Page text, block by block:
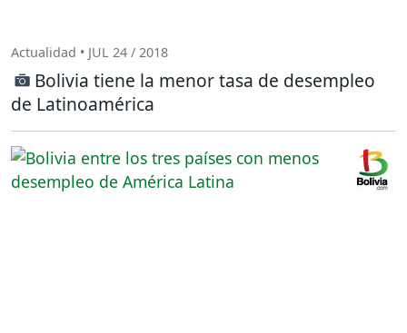
Actualidad • JUL 24 / 2018
Bolivia tiene la menor tasa de desempleo
de Latinoamérica